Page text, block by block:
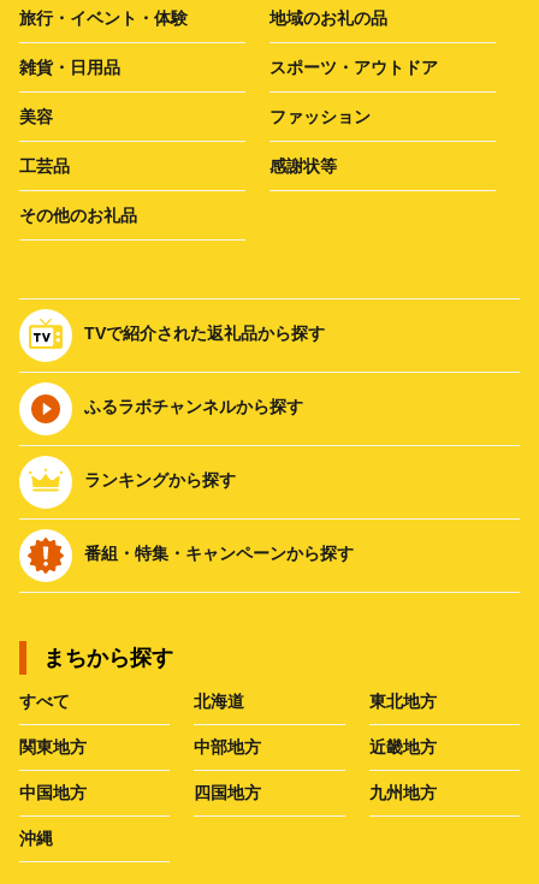
旅行・イベント・体験 地域のお礼の品
雑貨・日用品 スポーツ・アウトドア
美容 ファッション
工芸品 感謝状等
その他のお礼品
TVで紹介された返礼品から探す
ふるラボチャンネルから探す
ランキングから探す
番組・特集・キャンペーンから探す
まちから探す
すべて 北海道 東北地方
関東地方 中部地方 近畿地方
中国地方 四国地方 九州地方
沖縄